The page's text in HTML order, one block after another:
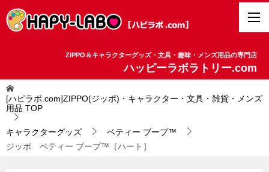
ZIPPO＆キャラクターグッズ・文具・趣味・メンズ用品の専門店
ハッピーラボラトリー.com
[ハピラボ.com]ZIPPO(ジッポ)・キャラクター・文具・雑貨・メンズ
用品 TOP
キャラクターグッズ
ベティー ブープ™
ジッポ ベティー ブープ™［ハート］